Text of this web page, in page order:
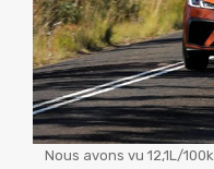
Nous avons vu 12,1L/